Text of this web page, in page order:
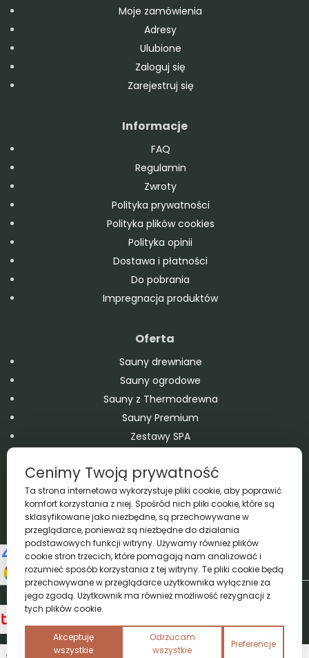
Moje zamówienia
Adresy
Ulubione
Zaloguj się
Zarejestruj się
Informacje
FAQ
Regulamin
Zwroty
Polityka prywatności
Polityka plików cookies
Polityka opinii
Dostawa i płatności
Do pobrania
Impregnacja produktów
Oferta
Sauny drewniane
Sauny ogrodowe
Sauny z Thermodrewna
Sauny Premium
Zestawy SPA
Balie drewniane
Domki drewniane – ogrodowe i letniskowe
Wanny SPA Jacuzzi Ogrodowe
Baseny drewniane
Akcesoria
Copyright A&M 2026 © All Rights Reserved
0
Cenimy Twoją prywatność
Ta strona internetowa wykorzystuje pliki cookie, aby poprawić
komfort korzystania z niej. Spośród nich pliki cookie, które są
sklasyfikowane jako niezbędne, są przechowywane w
przeglądarce, ponieważ są niezbędne do działania
podstawowych funkcji witryny. Używamy również plików
cookie stron trzecich, które pomagają nam analizować i
rozumieć sposób korzystania z tej witryny. Te pliki cookie będą
przechowywane w przeglądarce użytkownika wyłącznie za
jego zgodą. Użytkownik ma również możliwość rezygnacji z
tych plików cookie.
Akceptuję
wszystkie
Odrzucam
wszystkie
Preferencje